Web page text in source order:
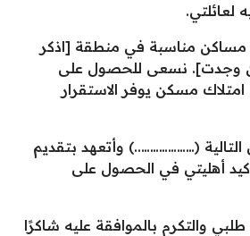
لعائلتي.
مساكن مناسبة في منطقة [اذكر
وجدت]. نسعى للحصول على
مسكن يوفر الاستقرار
التالية (………………..) وأتعهد بتقديم
أهليتي في الحصول على
والتكرم بالموافقة عليه شاكرًا